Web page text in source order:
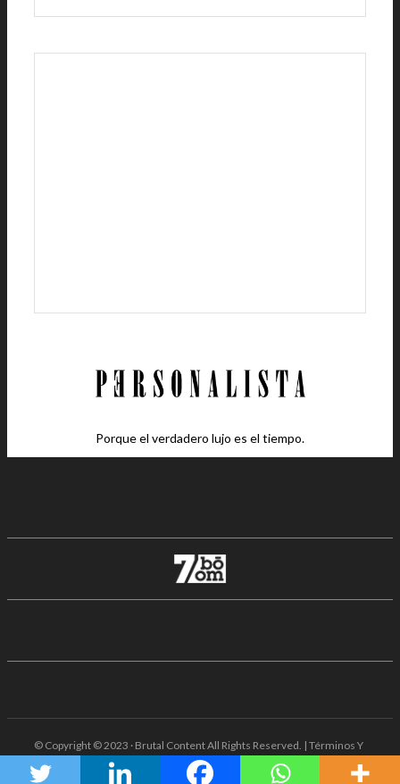
Porque el verdadero lujo es el tiempo.
© Copyright © 2023 · Brutal Content All Rights Reserved. | Términos Y
Condiciones · Aviso De Privacidad